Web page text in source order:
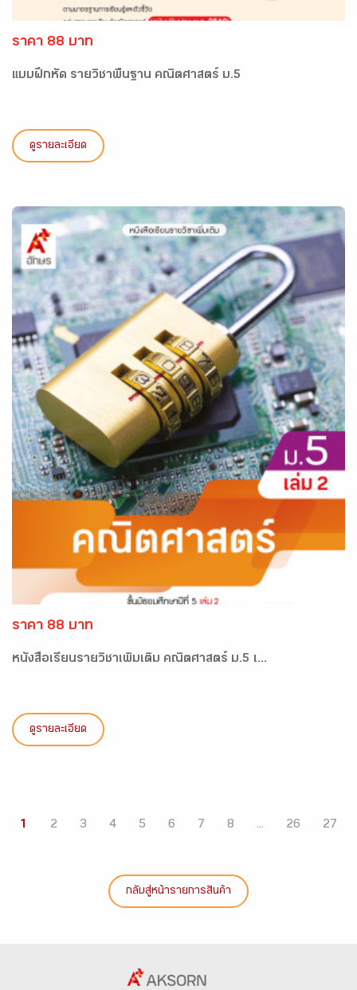
ราคา 88 บาท
แบบฝึกหัด รายวิชาพื้นฐาน คณิตศาสตร์ ม.5
ดูรายละเอียด
ราคา 88 บาท
หนังสือเรียนรายวิชาเพิ่มเติม คณิตศาสตร์ ม.5 เ...
ดูรายละเอียด
1 2 3 4 5 6 7 8 ... 26 27
กลับสู่หน้ารายการสินค้า